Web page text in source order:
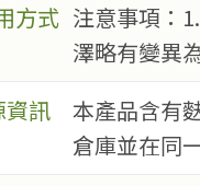
方式 注意事項：
澤略有變異
資訊
本產品含有
倉庫並在同